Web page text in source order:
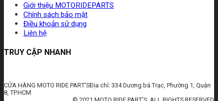
Giới thiệu MOTORIDEPARTS
Chính sách bảo mật
Điều khoản sử dụng
Liên hệ
TRUY CẬP NHANH
CỬA HÀNG MOTO RIDE PART'SĐịa chỉ: 334 Dương bá Trạc, Phường 1, Quận
8, TP.HCM